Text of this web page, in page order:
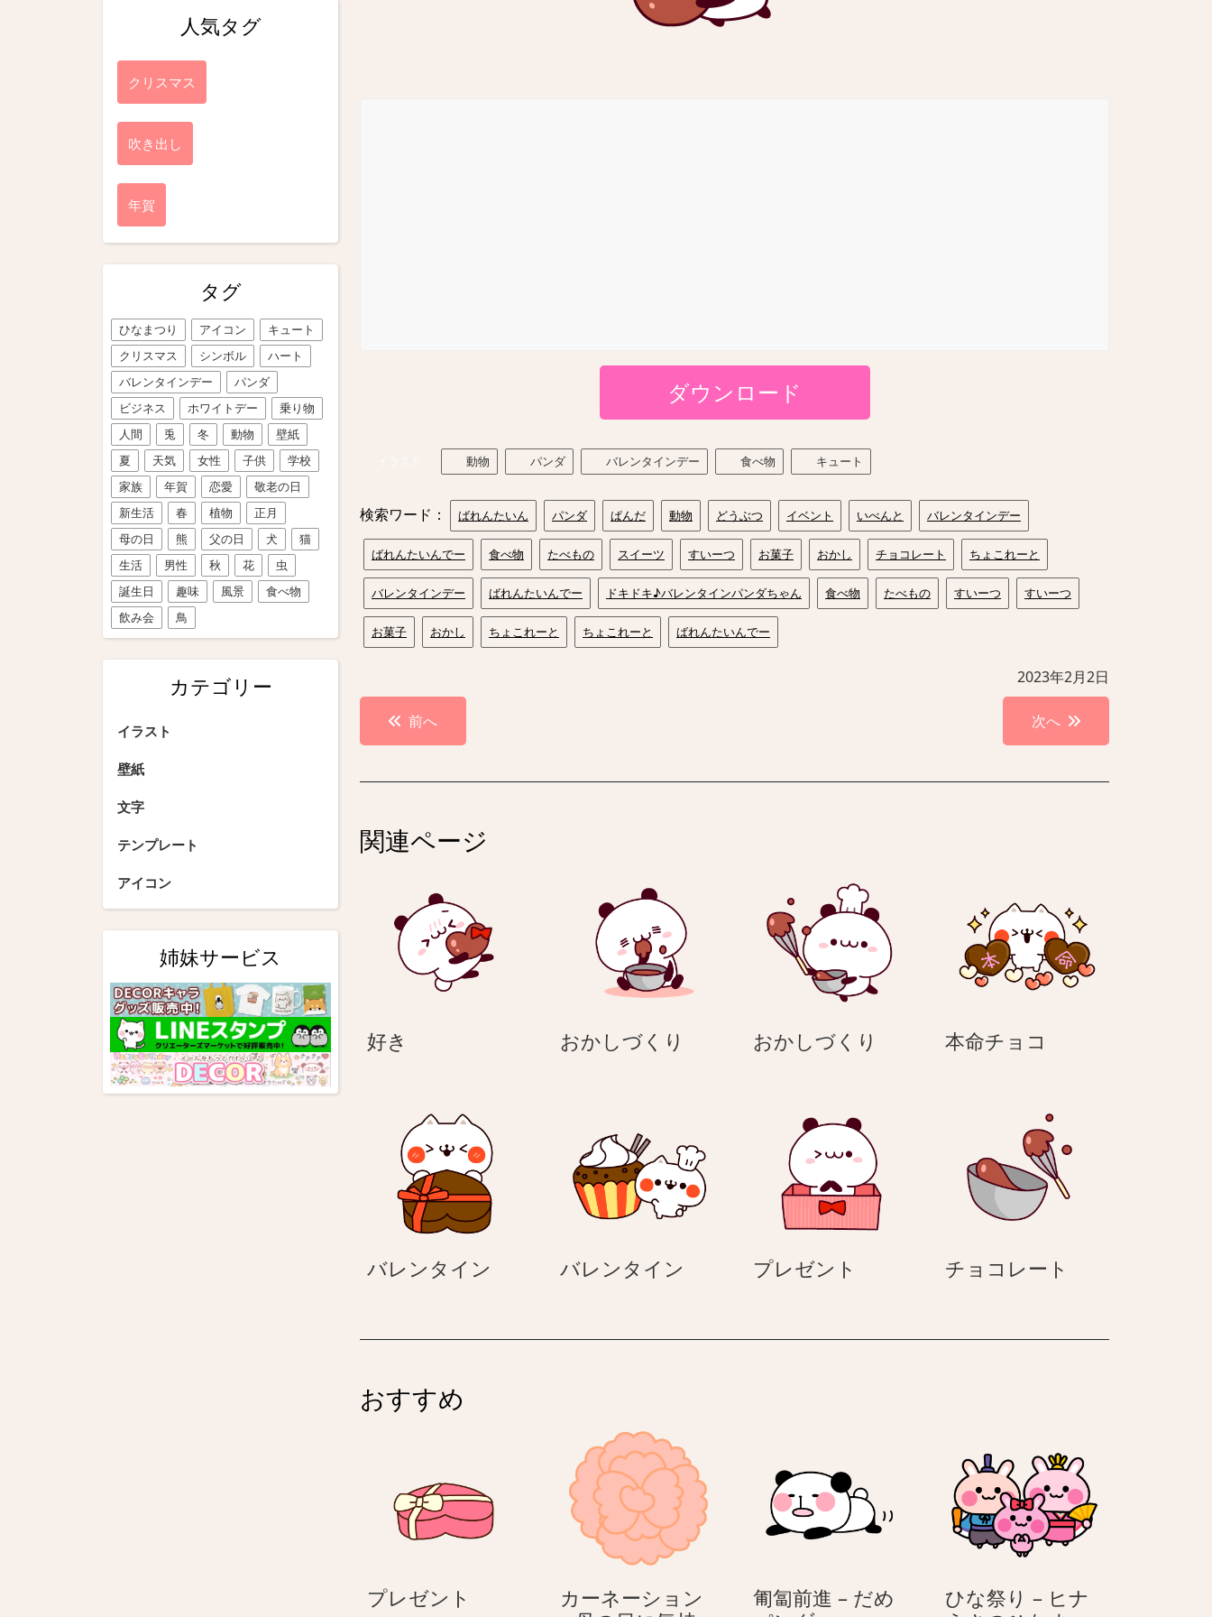
人気タグ
クリスマス
吹き出し
年賀
タグ
ひなまつり アイコン
キュート
クリスマス
シンボル
ハート
バレンタインデー
パンダ
ビジネス
ホワイトデー
乗り物
人間
兎 冬 動物
壁紙
夏
天気 女性 子供
学校
家族
年賀 恋愛
敬老の日
新生活
春 植物
正月
母の日
熊 父の日 犬
猫
生活
男性 秋 花
虫
誕生日
趣味 風景
食べ物
飲み会
鳥
カテゴリー
イラスト
壁紙
文字
テンプレート
アイコン
姉妹サービス
ダウンロード
動物 パンダ バレンタインデー 食べ物 キュート
検索ワード： ばれんたいん パンダ ぱんだ 動物 どうぶつ イベント いべんと バレンタインデー
ばれんたいんでー 食べ物 たべもの スイーツ すいーつ お菓子 おかし チョコレート ちょこれーと
バレンタインデー ばれんたいんでー ドキドキ♪バレンタインパンダちゃん 食べ物 たべもの すいーつ すいーつ
お菓子 おかし ちょこれーと ちょこれーと ばれんたいんでー
2023年2月2日
投
稿
ナ
ゲ
前へ 次へ
関連ページ
好き おかしづくり
り
おかしづくり
り
本命チョコ
ョ
コ
バレンタイン
タ
バレンタイン
タ
プレゼント
ン
チョコレート
レ
おすすめ
プレゼント
カーネーション
匍匐前進 – だめ
ひな祭り – ヒナ